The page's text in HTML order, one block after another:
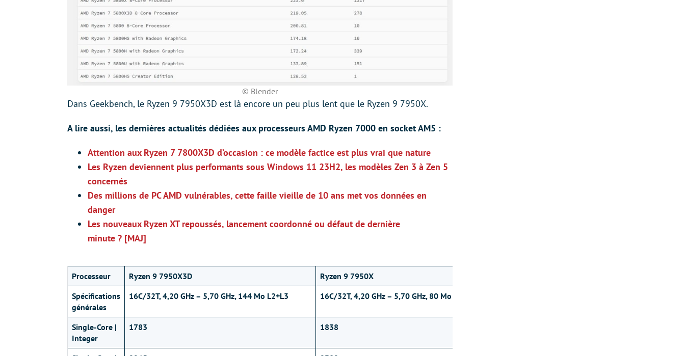
© Blender
Dans Geekbench, le Ryzen 9 7950X3D est là encore un peu plus lent que le Ryzen 9 7950X.
A lire aussi, les dernières actualités dédiées aux processeurs AMD Ryzen 7000 en socket AM5 :
Attention aux Ryzen 7 7800X3D d’occasion : ce modèle factice est plus vrai que nature
Les Ryzen deviennent plus performants sous Windows 11 23H2, les modèles Zen 3 à Zen 5
concernés
Des millions de PC AMD vulnérables, cette faille vieille de 10 ans met vos données en
danger
Les nouveaux Ryzen XT repoussés, lancement coordonné ou défaut de dernière
minute ? [MAJ]
Processeur Ryzen 9 7950X3D Ryzen 9 7950X
Spécifications
générales
16C/32T, 4,20 GHz – 5,70 GHz, 144 Mo L2+L3 16C/32T, 4,20 GHz – 5,70 GHz, 80 Mo L2+L3
Single-Core |
Integer
1783 1838